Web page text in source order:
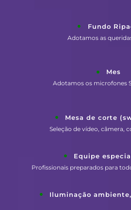
Fundo
Adotamos as
Mes
Adotamos os microfones
Mesa de corte
Seleção de vídeo, câmera,
Equipe
Profissionais preparados para
Iluminação